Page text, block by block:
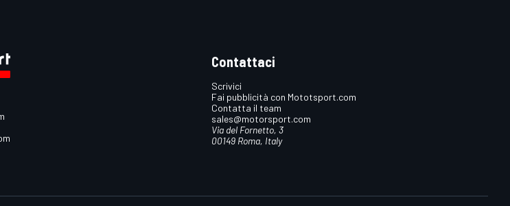
Contattaci
Scrivici
Fai pubblicità con Mototsport.com
Contatta il team
sales@motorsport.com
Via del Fornetto, 3
00149 Roma, Italy